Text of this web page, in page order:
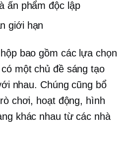
ấn phẩm độc lập
giới hạn
bao gồm các lựa chọn
một chủ đề sáng tạo
nhau. Chúng cũng bổ
chơi, hoạt động, hình
khác nhau từ các nhà